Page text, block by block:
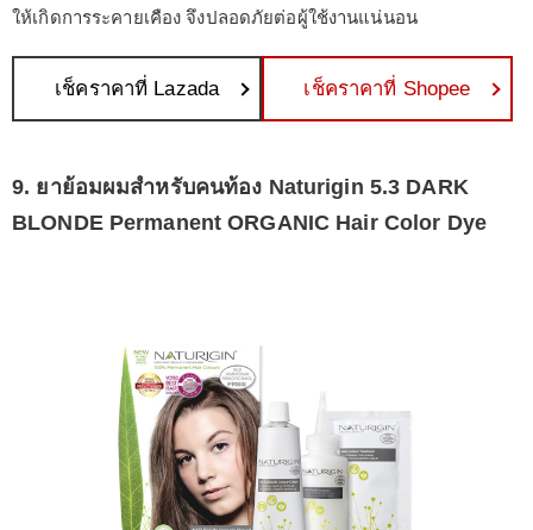
ให้เกิดการระคายเคือง จึงปลอดภัยต่อผู้ใช้งานแน่นอน
เช็คราคาที่ Lazada เช็คราคาที่ Shopee
9. ยาย้อมผมสำหรับคนท้อง Naturigin 5.3 DARK
BLONDE Permanent ORGANIC Hair Color Dye